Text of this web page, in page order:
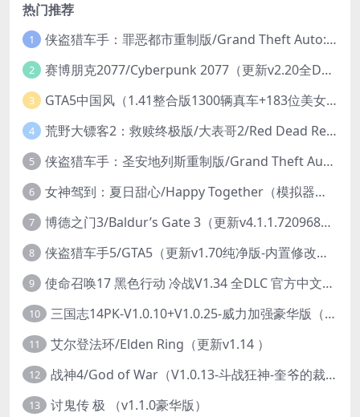
热门推荐
1 侠盗猎车手：罪恶都市重制版/Grand Theft Auto: Vice City – The Definitive Edition
2 赛博朋克2077/Cyberpunk 2077（更新v2.20全DLC）
3 GTA5中国风（1.41整合版1300辆真车+183位美女与英雄+200%存档）
4 荒野大镖客2：救赎终极版/大表哥2/Red Dead Redemption 2: Ultimate Edition（更新v1491.50终极版）
5 侠盗猎车手：圣安地列斯重制版/Grand Theft Auto: San Andreas – The Definitive Edition（更新v1.113.49697469）
6 女神驾到：夏日甜心/Happy Together（模拟器版-升级豪华终极珍藏版+全DLC）
7 博德之门3/Baldur’s Gate 3（更新v4.1.1.7209685）
8 侠盗猎车手5/GTA5（更新v1.70纯净版-内置修改器+通关存档）
9 使命召唤17 黑色行动 冷战V1.34 全DLC 官方中文版COD17
10 三国志14PK-V1.0.10+V1.0.25-威力加强豪华版（武将面容套装-全DLC+季票+特典+中文语音+编辑修改器）
11 艾尔登法环/Elden Ring（更新v1.14 ）
12 战神4/God of War（V1.0.13-斗战狂神-奎爷的裁决+全DLC）
13 讨鬼传 极 （v1.1.0豪华版）